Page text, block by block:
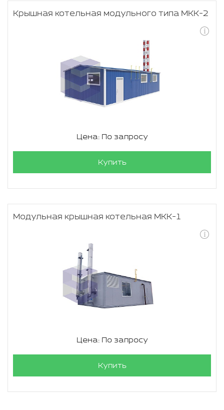
Крышная котельная модульного типа МКК-2
Цена: По запросу
Купить
Модульная крышная котельная МКК-1
Цена: По запросу
Купить